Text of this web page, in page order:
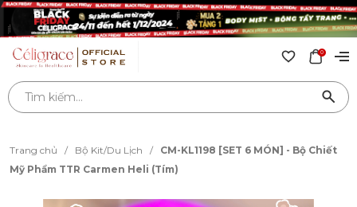
0
Trang chủ / Bộ Kit/Du Lịch /
CM-KL1198 [SET 6 MÓN] - Bộ Chiết
Mỹ Phẩm TTR Carmen Heli (Tím)